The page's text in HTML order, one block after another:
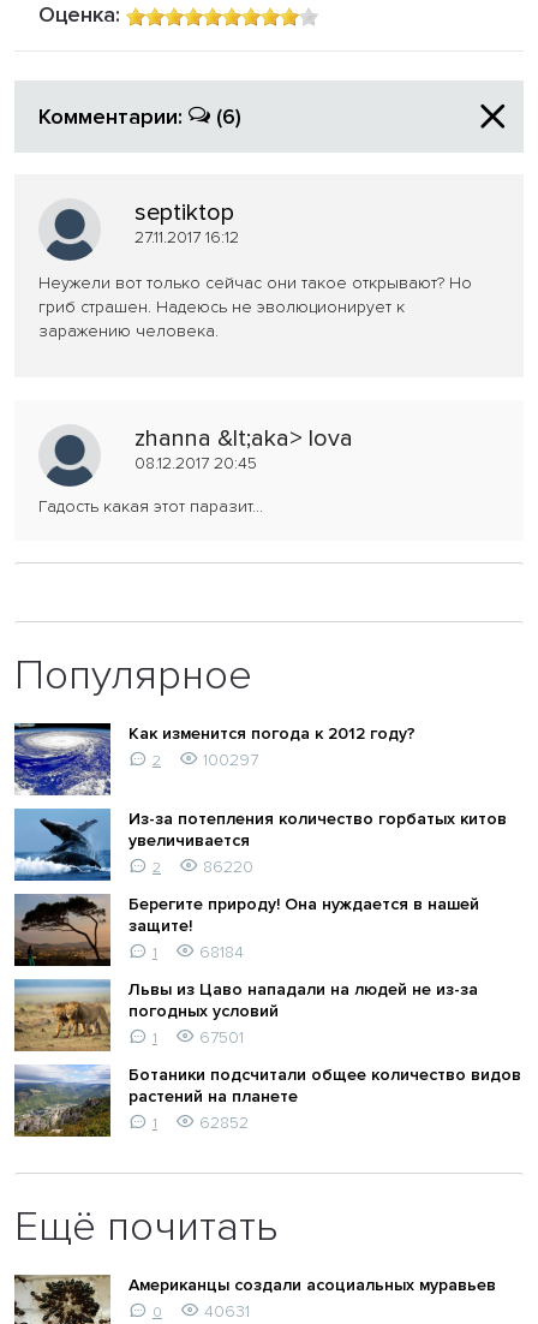
Оценка:
Комментарии: (6)
septiktop
27.11.2017 16:12
Неужели вот только сейчас они такое открывают? Но
гриб страшен. Надеюсь не эволюционирует к
заражению человека.
zhanna &lt;aka> lova
08.12.2017 20:45
Гадость какая этот паразит...
Популярное
Как изменится погода к 2012 году?
2 100297
Из-за потепления количество горбатых китов
увеличивается
2
86220
Берегите природу! Она нуждается в нашей
защите!
1
68184
Львы из Цаво нападали на людей не из-за
погодных условий
1
67501
Ботаники подсчитали общее количество видов
растений на планете
1 62852
Ещё почитать
Американцы создали асоциальных муравьев
0 40631